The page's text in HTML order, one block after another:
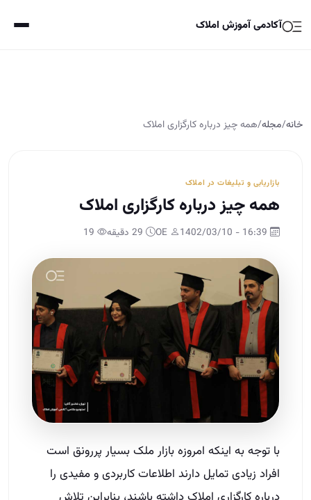
آکادمی آموزش املاک
خانه/مجله/همه چیز درباره کارگزاری املاک
بازاریابی و تبلیغات در املاک
همه چیز درباره کارگزاری املاک
با توجه به اینکه امروزه بازار ملک بسیار پر‌رونق است
افراد زیادی تمایل دارند اطلاعات کاربردی و مفیدی را